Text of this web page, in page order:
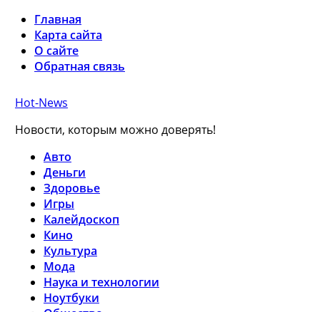
Главная
Карта сайта
О сайте
Обратная связь
Hot-News
Новости, которым можно доверять!
Авто
Деньги
Здоровье
Игры
Калейдоскоп
Кино
Культура
Мода
Наука и технологии
Ноутбуки